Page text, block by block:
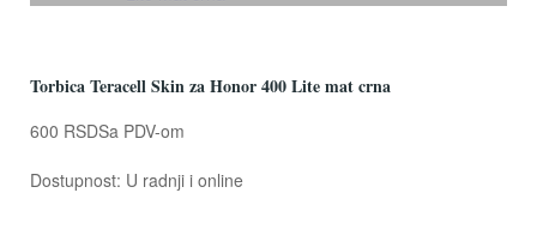
Torbica Teracell Skin za Honor 400 Lite mat crna
600 RSDSa PDV-om
Dostupnost: U radnji i online